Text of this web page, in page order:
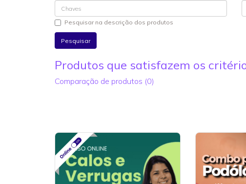
Pesquisar na descrição dos produtos
Produtos que satisfazem os
Comparação de produtos (0)